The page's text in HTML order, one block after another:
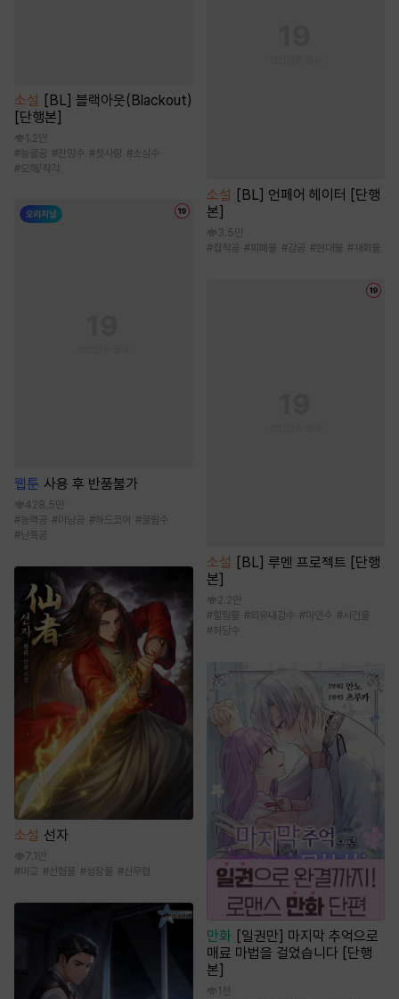
소설
[BL] 블랙아웃(Blackout)
[단행본]
1.2만
#능글공 #잔망수 #첫사랑 #소심수
#오해/착각
웹툰 사용 후 반품불가
428.5만
#능력공 #미남공 #하드코어 #굴림수
#난폭공
소설 선자
7.1만
#마교 #선협물 #성장물 #신무협
소설 [BL] 언페어 헤이터 [단행
본]
3.5만
#집착공 #피폐물 #강공 #현대물 #재회물
소설
[BL] 루멘 프로젝트 [단행
본]
2.2만
#힐링물 #외유내강수 #미인수 #사건물
#허당수
만화
[일권만] 마지막 추억으로
매료 마법을 걸었습니다 [단행
본]
1천